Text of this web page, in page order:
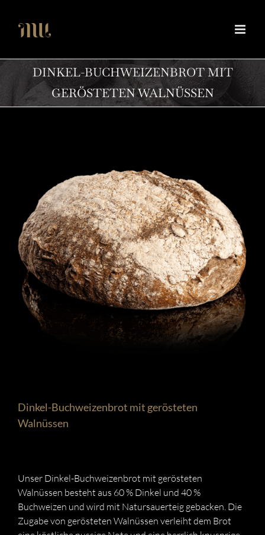
Inhalt
springen
DINKEL-BUCHWEIZENBROT MIT
GERÖSTETEN WALNÜSSEN
Dinkel-Buchweizenbrot mit gerösteten
Walnüssen
Unser Dinkel-Buchweizenbrot mit gerösteten
Walnüssen besteht aus 60 % Dinkel und 40 %
Buchweizen und wird mit Natursauerteig gebacken. Die
Zugabe von gerösteten Walnüssen verleiht dem Brot